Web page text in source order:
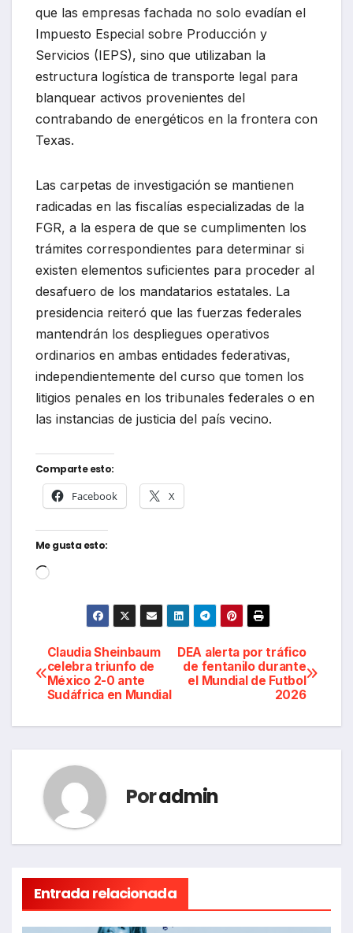
que las empresas fachada no solo evadían el
Impuesto Especial sobre Producción y
Servicios (IEPS), sino que utilizaban la
estructura logística de transporte legal para
blanquear activos provenientes del
contrabando de energéticos en la frontera con
Texas.
Las carpetas de investigación se mantienen
radicadas en las fiscalías especializadas de la
FGR, a la espera de que se cumplimenten los
trámites correspondientes para determinar si
existen elementos suficientes para proceder al
desafuero de los mandatarios estatales. La
presidencia reiteró que las fuerzas federales
mantendrán los despliegues operativos
ordinarios en ambas entidades federativas,
independientemente del curso que tomen los
litigios penales en los tribunales federales o en
las instancias de justicia del país vecino.
Comparte esto:
Facebook X
Me gusta esto:
Cargando...
Navegación
de
entradas
DEA alerta por tráfico
de fentanilo durante
el Mundial de Futbol
2026
Claudia Sheinbaum
celebra triunfo de
México 2-0 ante
Sudáfrica en Mundial
Poradmin
Entrada relacionada